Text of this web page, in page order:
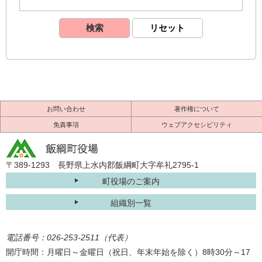
お問い合わせ 著作権について
免責事項 ウェブアクセシビリティ
〒389-1293 長野県上水内郡飯綱町大字牟礼2795-1
町役場のご案内
組織別一覧
電話番号：026-253-2511（代表）
開庁時間：月曜日～金曜日（祝日、年末年始を除く）8時30分～17